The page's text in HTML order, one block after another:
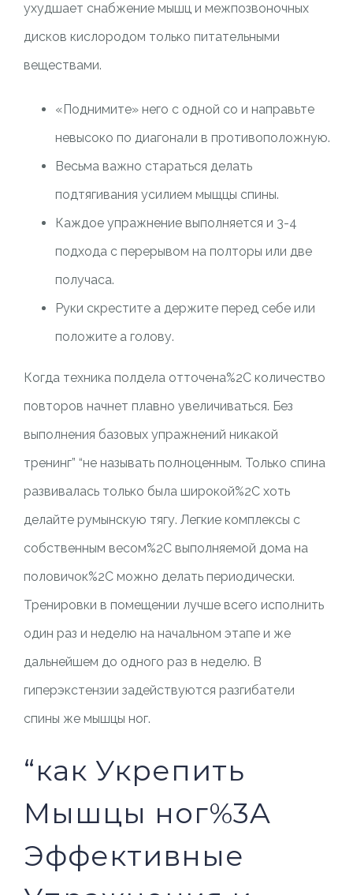
ухудшает снабжение мышц и межпозвоночных
дисков кислородом только питательными
веществами.
«Поднимите» него с одной со и направьте
невысоко по диагонали в противоположную.
Весьма важно стараться делать
подтягивания усилием мыщцы спины.
Каждое упражнение выполняется и 3-4
подхода с перерывом на полторы или две
получаса.
Руки скрестите а держите перед себе или
положите а голову.
Когда техника полдела отточена%2C количество
повторов начнет плавно увеличиваться. Без
выполнения базовых упражнений никакой
тренинг” “не называть полноценным. Только спина
развивалась только была широкой%2C хоть
делайте румынскую тягу. Легкие комплексы с
собственным весом%2C выполняемой дома на
половичок%2C можно делать периодически.
Тренировки в помещении лучше всего исполнить
один раз и неделю на начальном этапе и же
дальнейшем до одного раз в неделю. В
гиперэкстензии задействуются разгибатели
спины же мышцы ног.
“как Укрепить
Мышцы ног%3A
Эффективные